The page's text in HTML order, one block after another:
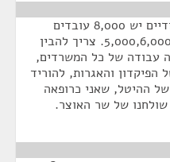
אי אפשר להגיד שבמוסדות הסיעודיים יש 8,000 עובדים
זרים כרגע. המספר הוא סביב ה-5,000,6,000. צריך להבין
עבודה של כל המשרדים,
והאגרות, להוריד
ההיטל, שאני כרופאה
של שר האוצר.